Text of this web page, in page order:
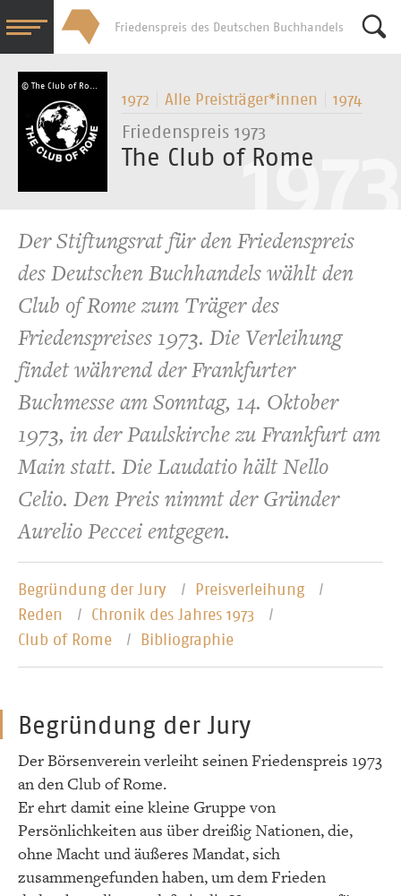
Friedenspreis des Deutschen Buchhandels
1972 Alle Preisträger*­innen 1974
Friedenspreis 1973
The Club of Rome
Der Stiftungsrat für den Friedenspreis
des Deutschen Buchhandels wählt den
Club of Rome zum Träger des
Friedenspreises 1973. Die Verleihung
findet während der Frankfurter
Buchmesse am Sonntag, 14. Oktober
1973, in der Paulskirche zu Frankfurt am
Main statt. Die Laudatio hält Nello
Celio. Den Preis nimmt der Gründer
Aurelio Peccei entgegen.
Begründung der Jury
Preisverleihung
Reden
Chronik des Jahres 1973
Club of Rome
Bibliographie
Begründung der Jury
Der Börsenverein verleiht seinen Friedenspreis 1973
an den Club of Rome.
Er ehrt damit eine kleine Gruppe von
Persönlichkeiten aus über dreißig Nationen, die,
ohne Macht und äußeres Mandat, sich
zusammengefunden haben, um dem Frieden